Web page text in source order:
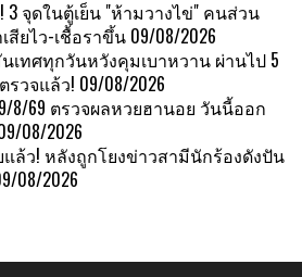
จุดในตู้เย็น "ห้ามวางไข่" คนส่วน
สียไว-เชื้อราขึ้น 09/08/2026
เทศทุกวันหวังคุมเบาหวาน ผ่านไป 5
รวจแล้ว! 09/08/2026
8/69 ตรวจผลหวยฮานอย วันนี้ออก
08/2026
ล้ว! หลังถูกโยงข่าวสามีนักร้องดังปัน
08/2026